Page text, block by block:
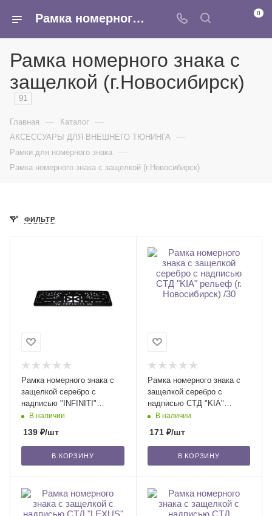
Рамка номерного знака с защелкой (г.Новосибирск) - купить оптом в интернет-магазине Армина 0
Рамка номерного знака с
защелкой (г.Новосибирск)
91
Главная — Каталог —
АКСЕССУАРЫ ДЛЯ ВНЕШНЕГО ТЮНИНГА —
Рамки для номерного знака —
Рамка номерного знака с защелкой (г.Новосибирск)
ФИЛЬТР
Рамка номерного знака с
защелкой серебро с
надписью "INFINITI"
рельеф (г. Новосибирск) /30
В наличии
139 ₽/шт
В КОРЗИНУ
Рамка номерного знака с
защелкой серебро с
надписью СТД "KIA"
рельеф (г. Новосибирск) /30
В наличии
171₽/шт
В КОРЗИНУ